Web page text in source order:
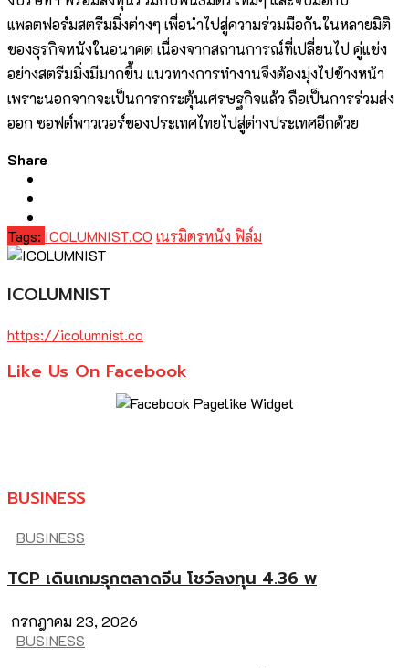
แพลตฟอร์มสตรีมมิ่งต่างๆ เพื่อนำไปสู่ความร่วมมือกันในหลายมิติ
ของธุรกิจหนังในอนาคต เนื่องจากสถานการณ์ที่เปลี่ยนไป คู่แข่ง
อย่างสตรีมมิ่งมีมากขึ้น แนวทางการทำงานจึงต้องมุ่งไปข้างหน้า
เพราะนอกจากจะเป็นการกระตุ้นเศรษฐกิจแล้ว ถือเป็นการร่วมส่ง
ออก ซอฟต์พาวเวอร์ของประเทศไทยไปสู่ต่างประเทศอีกด้วย
Share
Tags: ICOLUMNIST.CO เนรมิตรหนัง ฟิล์ม
ICOLUMNIST
https://icolumnist.co
Like Us On Facebook
BUSINESS
BUSINESS
TCP เดินเกมรุกตลาดจีน โชว์ลงทุน 4.36 พ
กรกฎาคม 23, 2026
BUSINESS